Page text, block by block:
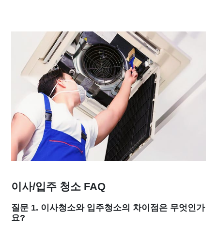
이사/입주 청소 FAQ
질문 1. 이사청소와 입주청소의 차이점은 무엇인가
요?